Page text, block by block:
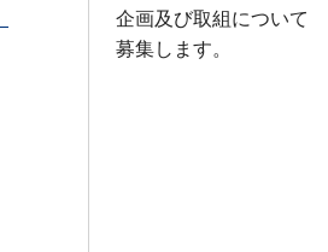
企画及び取組について
募集します。